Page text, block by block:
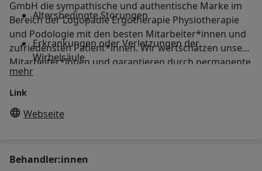
Altersbedingte Störungen
Erkrankungen oder Verletzungen der
Wirbelsäule
geistige Behinderung
GmbH die sympathische und authentische Marke im
Bereich der Logopädie Ergotherapie Physiotherapie
und Podologie mit den besten Mitarbeiter*innen und
zufriedensten Patient*innen. Wir wertschätzen unsere
Mitarbeiter*innen und garantieren durch permanente
Weiterbildungen höchste Qualität und größtmögliche
Erfolge in der Behandlung unserer Patient*innen.
mehrÜber uns
Link
Webseite
Behandler:innen